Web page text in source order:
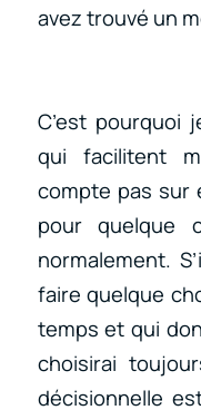
avez trouvé un
C’est pourquoi
qui facilitent
compte pas sur
pour quelque
normalement.
faire quelque
temps et qui
choisirai
décisionnelle